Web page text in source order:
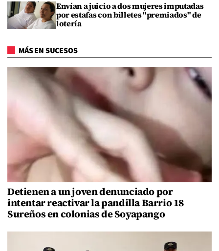
Envían a juicio a dos mujeres imputadas
por estafas con billetes "premiados" de
lotería
MÁS EN SUCESOS
Detienen a un joven denunciado por
intentar reactivar la pandilla Barrio 18
Sureños en colonias de Soyapango